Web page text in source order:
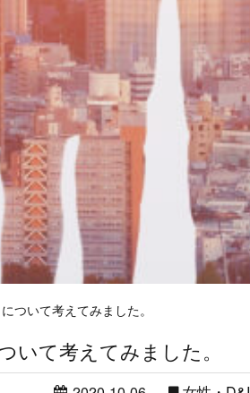
ついて考えてみました。
いて考えてみました。